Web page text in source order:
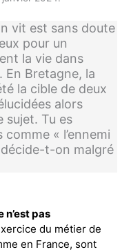
vit est sans doute
pour un
la vie dans
En Bretagne, la
la cible de deux
alors
sujet. Tu es
« l’ennemi
t-on malgré
n’est pas
du métier de
en France, sont